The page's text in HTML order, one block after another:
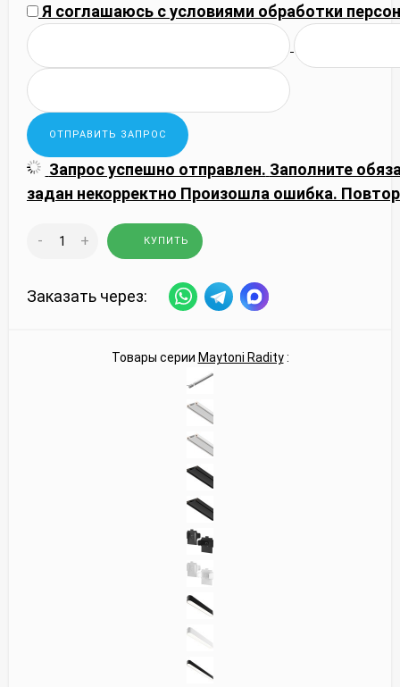
Я соглашаюсь сусловиями обработки
Запрос успешно отправлен. Заполните
задан некорректно Произошла ошибка.
- + КУПИТЬ
Заказать через:
Товары серии Maytoni Radity: